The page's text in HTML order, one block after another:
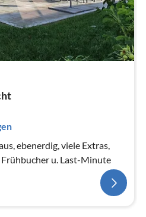
ebenerdig, viele Extras,
u. Last-Minute